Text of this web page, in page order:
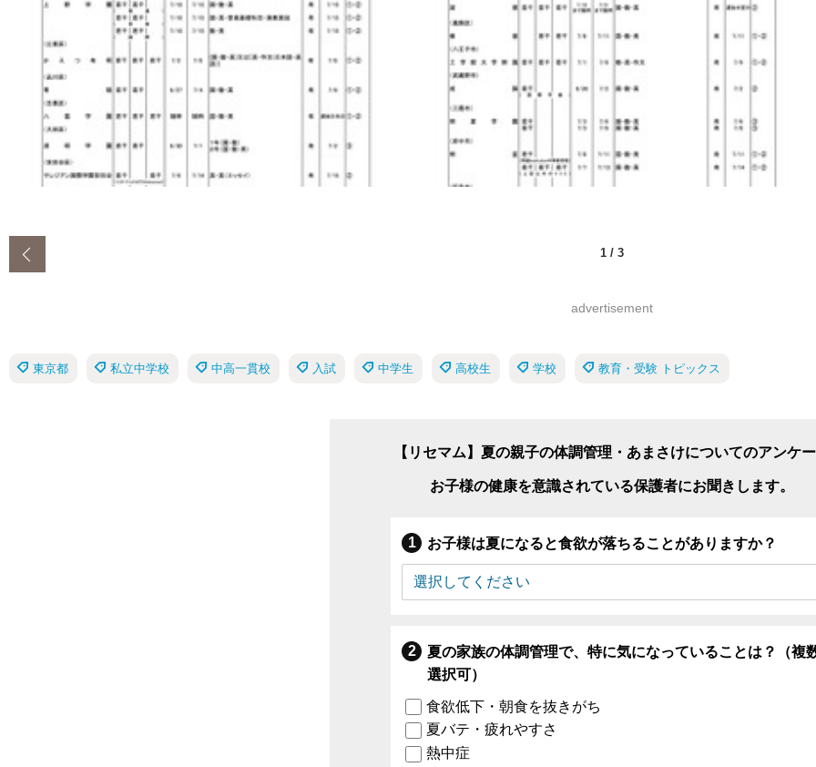
1 / 3
advertisement
東京都 私立中学校 中高一貫校 入試 中学生 高校生 学校 教育・受験 トピックス
【リセマム】夏の親子の体調管理・あまさけについてのアンケ
お子様の健康を意識されている保護者にお聞きします。
お子様は夏になると食欲が落ちることがありますか？
夏の家族の体調管理で、特に気になっていることは？（複
選択可）
食欲低下・朝食を抜きがち
夏バテ・疲れやすさ
熱中症